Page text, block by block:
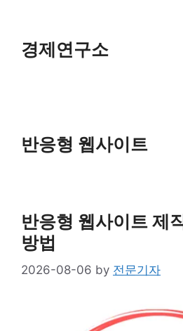
content경제연구소
반응형 웹사이트
반응형 웹사이트 제
방법
2026-08-06 by 전문기자